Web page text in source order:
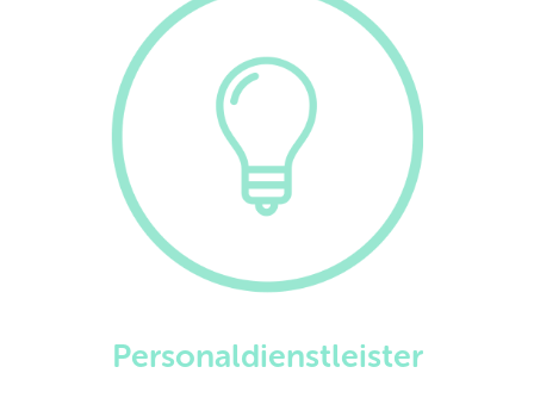
Personaldienstleister